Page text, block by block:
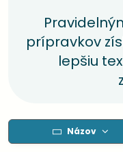
prípravkov
lepšiu
Názov